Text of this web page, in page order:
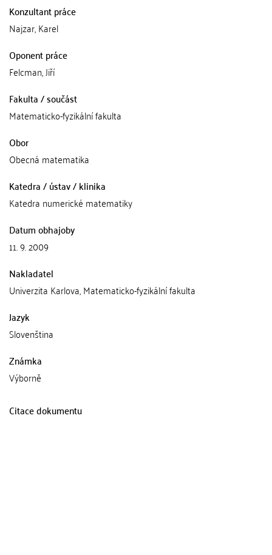
Konzultant práce
Najzar, Karel
Oponent práce
Felcman, Jiří
Fakulta / součást
Matematicko-fyzikální fakulta
Obor
Obecná matematika
Katedra / ústav / klinika
Katedra numerické matematiky
Datum obhajoby
11. 9. 2009
Nakladatel
Univerzita Karlova, Matematicko-fyzikální fakulta
Jazyk
Slovenština
Známka
Výborně
Citace dokumentu